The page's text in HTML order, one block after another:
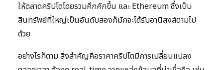
ให้ตลาดคริปโตโดยรวมคึกคักขึ้น และ Ethereum ซึ่งเป็น
สินทรัพย์ที่ใหญ่เป็นอันดับสองก็มักจะได้รับอานิสงส์ตามไป
ด้วย
อย่างไรก็ตาม สิ่งสำคัญคือราคาคริปโตมีการเปลี่ยนแปลง